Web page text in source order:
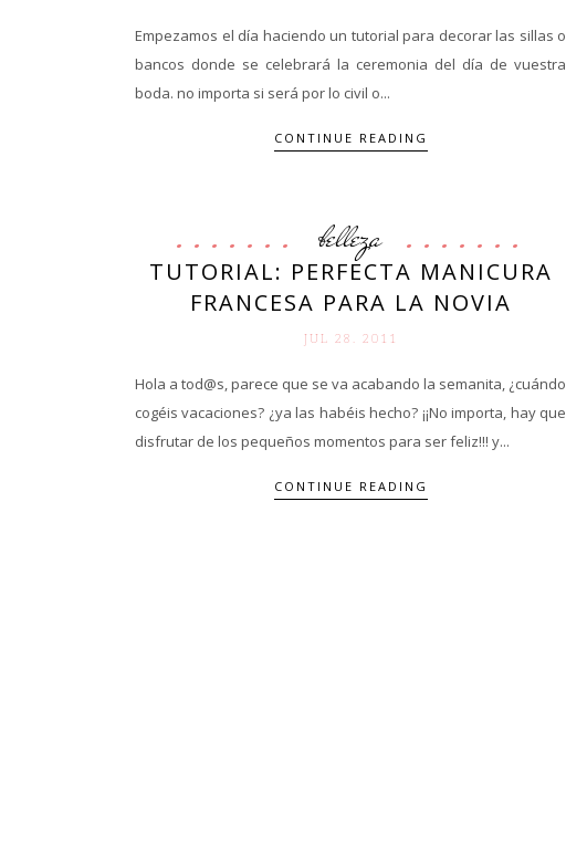
Empezamos el día haciendo un tutorial para decorar las sillas o
bancos donde se celebrará la ceremonia del día de vuestra
boda. no importa si será por lo civil o...
CONTINUE READING
belleza
TUTORIAL: PERFECTA MANICURA
FRANCESA PARA LA NOVIA
JUL 28. 2011
Hola a tod@s, parece que se va acabando la semanita, ¿cuándo
cogéis vacaciones? ¿ya las habéis hecho? ¡¡No importa, hay que
disfrutar de los pequeños momentos para ser feliz!!! y...
CONTINUE READING